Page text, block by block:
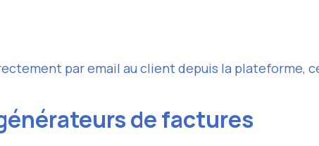
par email au client depuis la plateforme,
de factures